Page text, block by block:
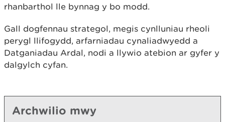
rhanbarthol lle bynnag y bo modd.
Gall dogfennau strategol, megis cynlluniau rheoli
perygl llifogydd, arfarniadau cynaliadwyedd a
Datganiadau Ardal, nodi a llywio atebion ar gyfer y
dalgylch cyfan.
Archwilio mwy